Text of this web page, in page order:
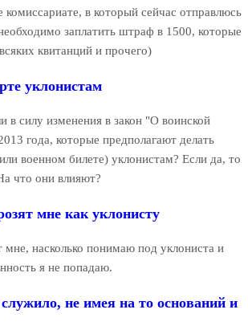
комиссариате, в который сейчас отправлюсь
заплатить штраф в 1500, которые
квитанций и прочего)
уклонистам
в силу изменения в закон "О воинской
года, которые предполагают делать
военном билете) уклонистам? Если да, то
что они влияют?
мне как уклонисту
мне, насколько понимаю под уклониста и
я не попадаю.
не имея на то оснований и